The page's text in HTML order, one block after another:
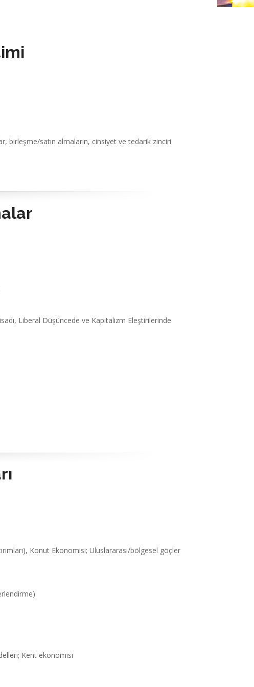
birleşme/satın almaların, cinsiyet ve tedarik zinciri
Liberal Düşüncede ve Kapitalizm Eleştirilerinde
Konut Ekonomisi; Uluslararası/bölgesel göçler
Kent ekonomisi